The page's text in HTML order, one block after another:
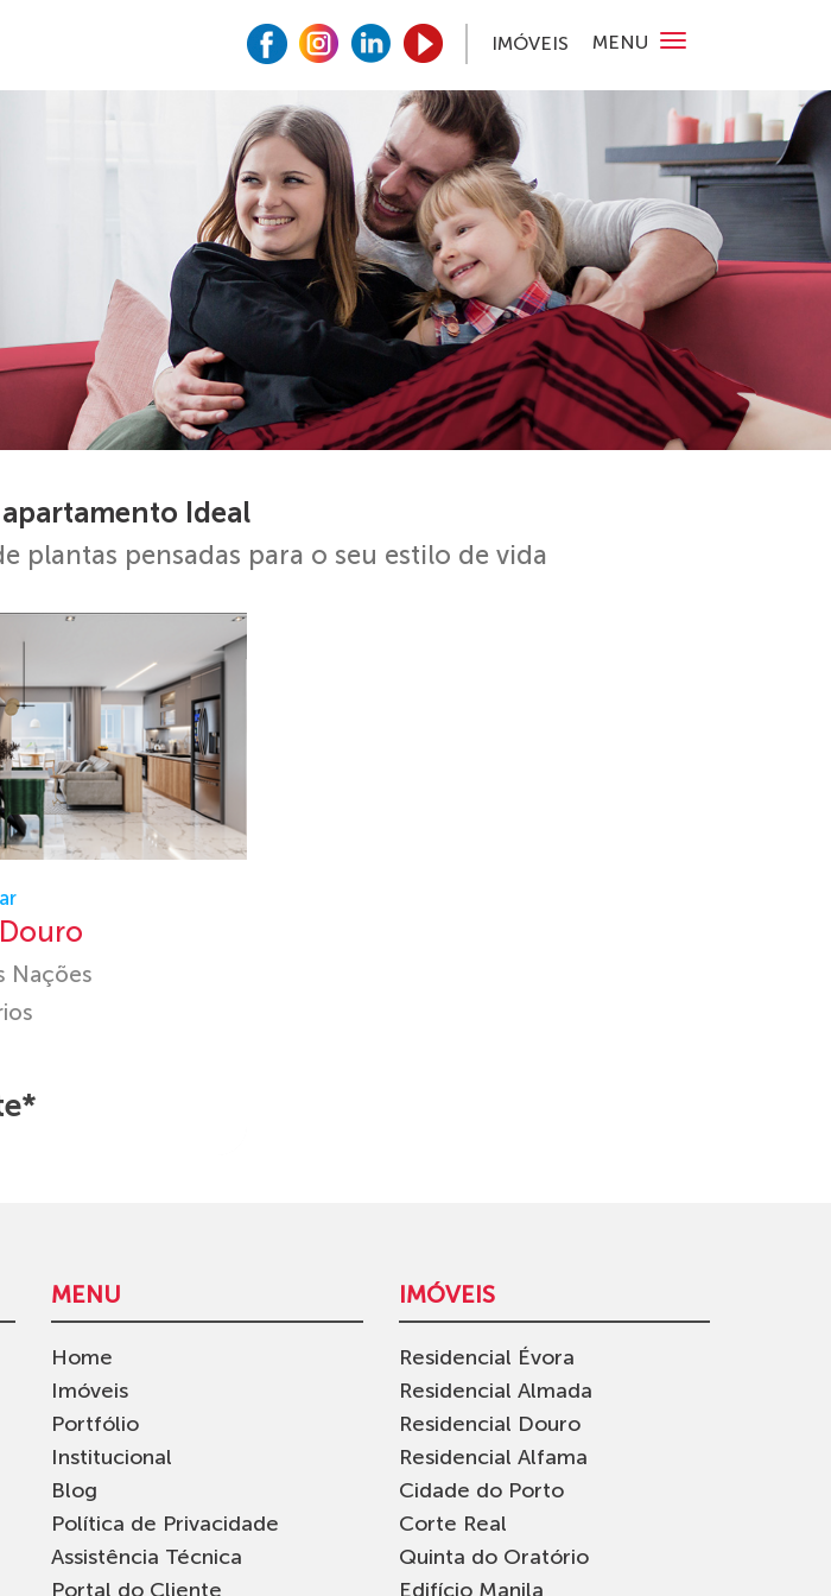
MENU
IMÓVEIS
Ideal
plantas pensadas para o seu estilo de vida
Nações
MENU
Home
Imóveis
Portfólio
Institucional
Blog
Política de Privacidade
Assistência Técnica
Portal do Cliente
IMÓVEIS
Residencial Évora
Residencial Almada
Residencial Douro
Residencial Alfama
Cidade do Porto
Corte Real
Quinta do Oratório
Edifício Manila